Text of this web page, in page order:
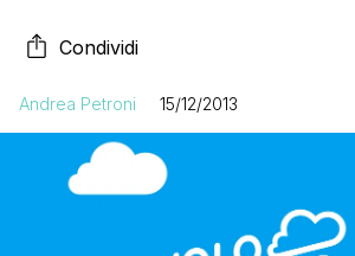
Condividi
Andrea Petroni 15/12/2013